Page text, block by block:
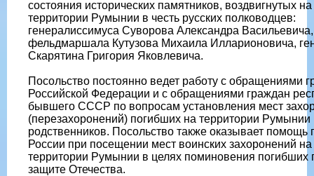
состояния исторических памятников, воздвигнутых на
территории Румынии в честь русских полководцев:
генералиссимуса Суворова Александра
фельдмаршала Кутузова Михаила Илларионовича,
Скарятина Григория Яковлевича.
Посольство постоянно ведет работу с обращениями
Российской Федерации и с обращениями граждан
бывшего СССР по вопросам установления мест
(перезахоронений) погибших на территории Румынии
родственников. Посольство также оказывает помощь
России при посещении мест воинских захоронений на
территории Румынии в целях поминовения погибших
защите Отечества.